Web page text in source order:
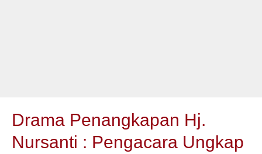
Drama Penangkapan Hj.
Nursanti : Pengacara Ungkap